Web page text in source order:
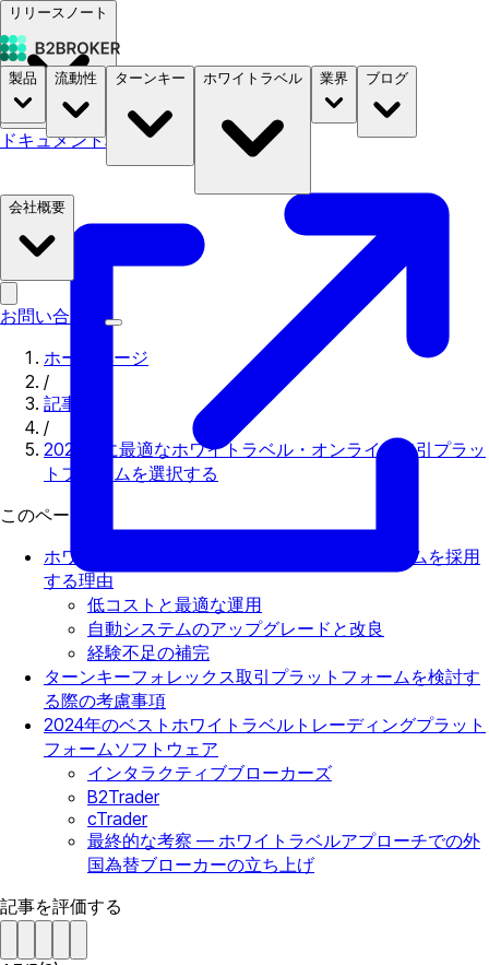
リリースノート
ドキュメント料金 B2STORE
製品 流動性 ターンキー ホワイトラベル 業界 ブログ
会社概要
お問い合わせ
ホームページ
/
記事
/
2024年に最適なホワイトラベル・オンライン取引プラッ
トフォームを選択する
このページで
ホワイトラベルの外国為替取引プラットフォームを採用
する理由
低コストと最適な運用
自動システムのアップグレードと改良
経験不足の補完
ターンキーフォレックス取引プラットフォームを検討す
る際の考慮事項
2024年のベストホワイトラベルトレーディングプラット
フォームソフトウェア
インタラクティブブローカーズ
B2Trader
cTrader
最終的な考察 — ホワイトラベルアプローチでの外
国為替ブローカーの立ち上げ
記事を評価する